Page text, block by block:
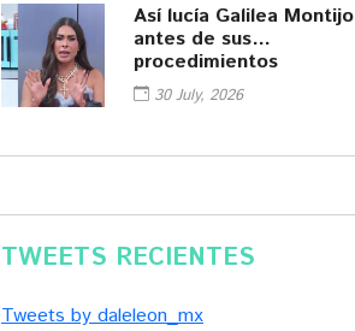
Así lucía Galilea Montijo
antes de sus
procedimientos
cosméticos
30 July, 2026
TWEETS RECIENTES
Tweets by daleleon_mx